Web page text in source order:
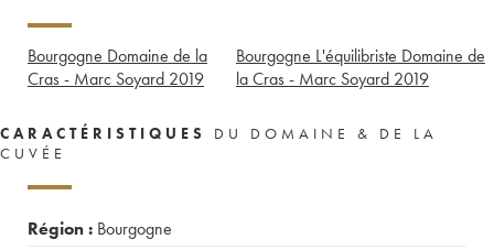
Bourgogne Domaine de la
Cras - Marc Soyard 2019
Bourgogne L'équilibriste Domaine de
la Cras - Marc Soyard 2019
CARACTÉRISTIQUES
DU DOMAINE & DE LA
CUVÉE
Région : Bourgogne